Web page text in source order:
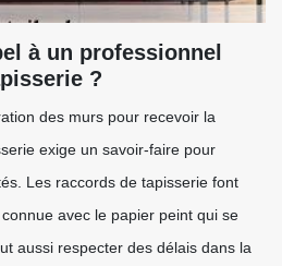
à un professionnel
?
des murs pour recevoir la
exige un savoir-faire pour
Les raccords de tapisserie font
avec le papier peint qui se
aussi respecter des délais dans la